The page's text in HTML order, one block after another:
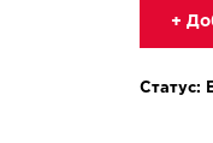
+
Статус: